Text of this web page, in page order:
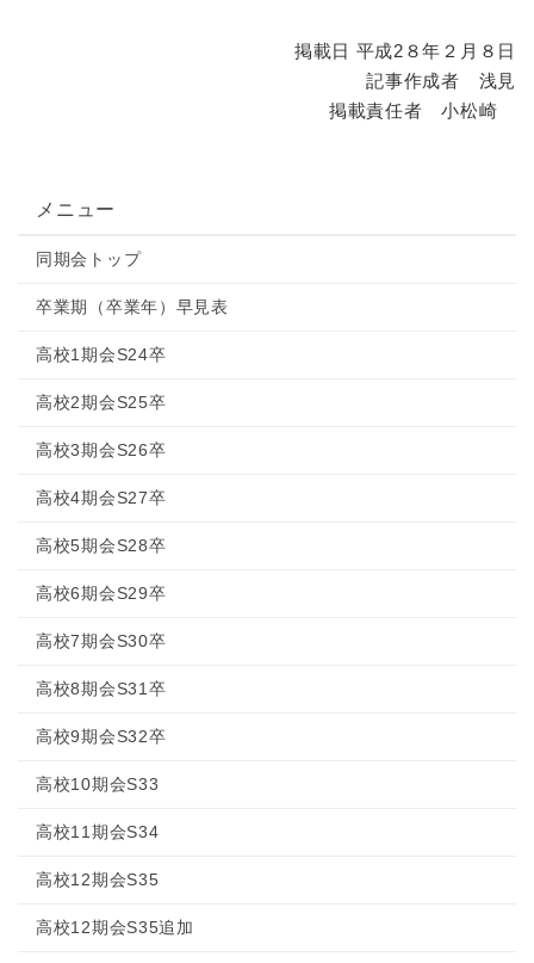
掲載日 平成2８年２月８日
記事作成者 浅見
掲載責任者 小松崎
メニュー
同期会トップ
卒業期（卒業年）早見表
高校1期会S24卒
高校2期会S25卒
高校3期会S26卒
高校4期会S27卒
高校5期会S28卒
高校6期会S29卒
高校7期会S30卒
高校8期会S31卒
高校9期会S32卒
高校10期会S33
高校11期会S34
高校12期会S35
高校12期会S35追加